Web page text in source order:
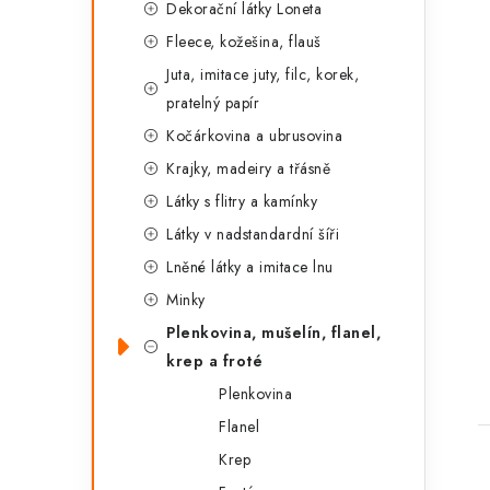
Dekorační látky Loneta
Fleece, kožešina, flauš
Juta, imitace juty, filc, korek,
pratelný papír
Kočárkovina a ubrusovina
Krajky, madeiry a třásně
Látky s flitry a kamínky
Látky v nadstandardní šíři
Lněné látky a imitace lnu
Minky
Plenkovina, mušelín, flanel,
krep a froté
Plenkovina
Flanel
Krep